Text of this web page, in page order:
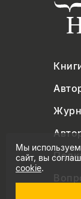
Мы
сайт, вы
cookie.